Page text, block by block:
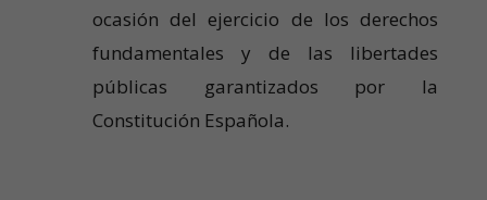
ocasión del ejercicio de los derechos
fundamentales y de las libertades
públicas garantizados por la
Constitución Española.